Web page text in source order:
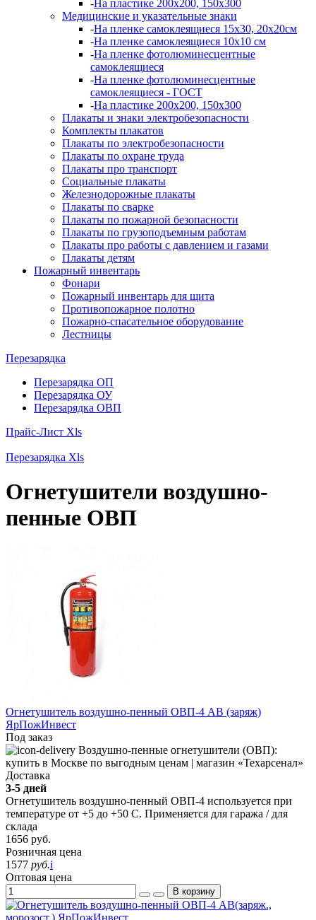
-На пластике 200х200, 150х300
Медицинские и указательные знаки
-На пленке самоклеящиеся 15х30, 20х20см
-На пленке самоклеящиеся 10х10 см
-На пленке фотолюминесцентные
самоклеящиеся
-На пленке фотолюминесцентные
самоклеящиеся - ГОСТ
-На пластике 200х200, 150х300
Плакаты и знаки электробезопасности
Комплекты плакатов
Плакаты по электробезопасности
Плакаты по охране труда
Плакаты про транспорт
Социальные плакаты
Железнодорожные плакаты
Плакаты по сварке
Плакаты по пожарной безопасности
Плакаты по грузоподъемным работам
Плакаты про работы с давлением и газами
Плакаты детям
Пожарный инвентарь
Фонари
Пожарный инвентарь для щита
Противопожарное полотно
Пожарно-спасательное оборудование
Лестницы
Перезарядка
Перезарядка ОП
Перезарядка ОУ
Перезарядка ОВП
Прайс-Лист Xls
Перезарядка Xls
Огнетушители воздушно-
пенные ОВП
Огнетушитель воздушно-пенный ОВП-4 АВ (заряж)
ЯрПожИнвест
Под заказ
Доставка
3-5 дней
Огнетушитель воздушно-пенный ОВП-4 используется при
температуре от +5 до +50 С. Применяется для гаража / для
склада
1656 руб.
Розничная цена
1577 руб.i
Оптовая цена
В корзину